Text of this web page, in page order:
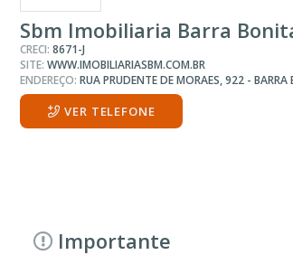
Sbm Imobiliaria Barra
CRECI: 8671-J
SITE: WWW.IMOBILIARIASBM.COM.BR
ENDEREÇO: RUA PRUDENTE DE MORAES, 922 -
VER TELEFONE
Importante